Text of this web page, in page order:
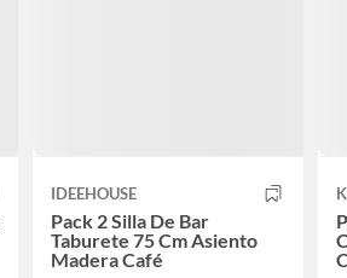
IDEEHOUSE
Pack 2 Silla De Bar
Taburete 75 Cm Asiento
Madera Café